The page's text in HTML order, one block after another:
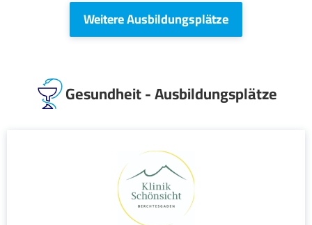
Weitere Ausbildungsplätze
Gesundheit - Ausbildungsplätze